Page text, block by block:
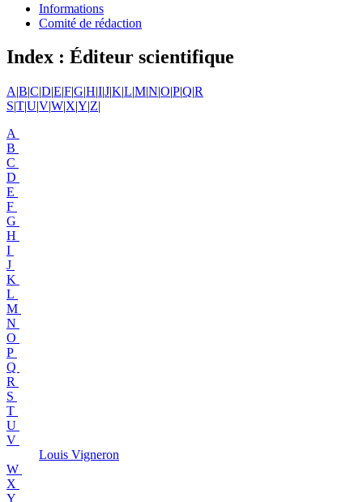
Informations
Comité de rédaction
Index : Éditeur scientifique
A|B|C|D|E|F|G|H|I|J|K|L|M|N|O|P|Q|R
S|T|U|V|W|X|Y|Z|
A
B
C
D
E
F
G
H
I
J
K
L
M
N
O
P
Q
R
S
T
U
V
Louis Vigneron
W
X
Y